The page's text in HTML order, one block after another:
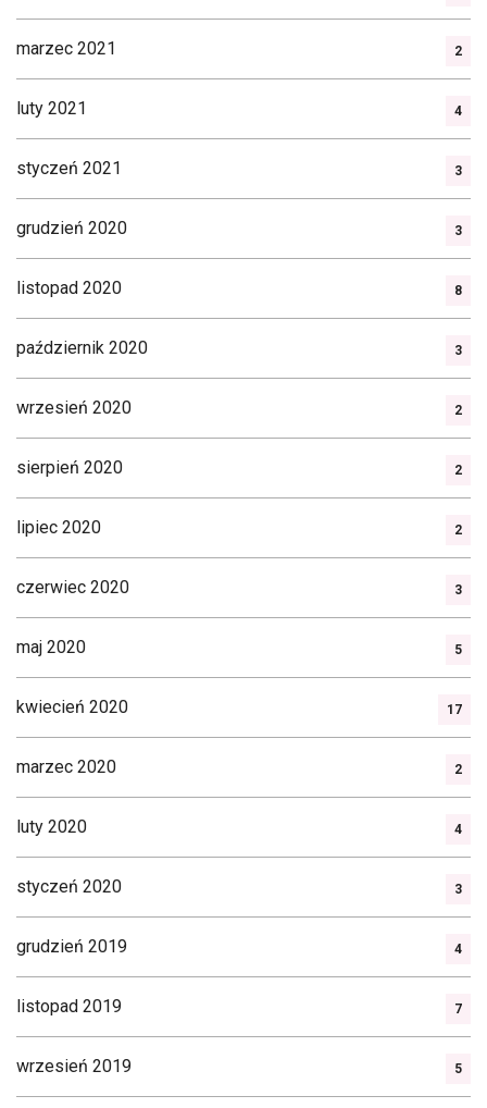
marzec 2021 2
luty 2021 4
styczeń 2021 3
grudzień 2020 3
listopad 2020 8
październik 2020 3
wrzesień 2020 2
sierpień 2020 2
lipiec 2020 2
czerwiec 2020 3
maj 2020 5
kwiecień 2020 17
marzec 2020 2
luty 2020 4
styczeń 2020 3
grudzień 2019 4
listopad 2019 7
wrzesień 2019 5